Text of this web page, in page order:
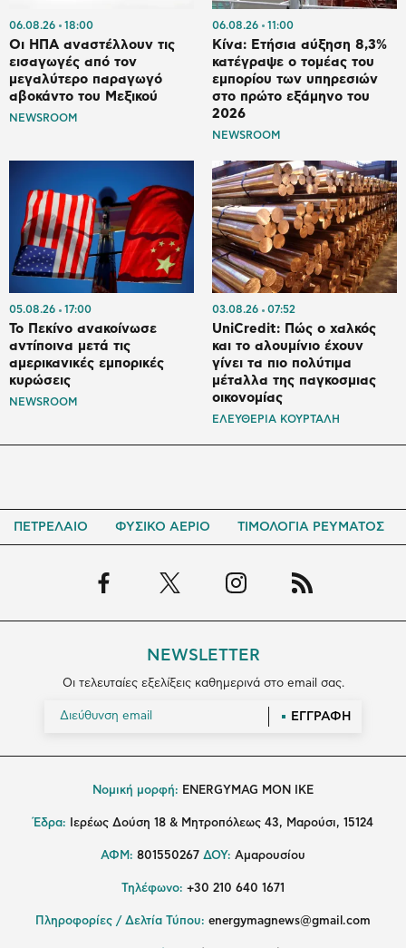
06.08.26 18:00
Οι ΗΠΑ αναστέλλουν τις
εισαγωγές από τον
μεγαλύτερο παραγωγό
αβοκάντο του Μεξικού
NEWSROOM
06.08.26 11:00
Κίνα: Ετήσια αύξηση 8,3%
κατέγραψε ο τομέας του
εμπορίου των υπηρεσιών
στο πρώτο εξάμηνο του
2026
NEWSROOM
05.08.26 17:00
Το Πεκίνο ανακοίνωσε
αντίποινα μετά τις
αμερικανικές εμπορικές
κυρώσεις
NEWSROOM
03.08.26 07:52
UniCredit: Πώς ο χαλκός
και το αλουμίνιο έχουν
γίνει τα πιο πολύτιμα
μέταλλα της παγκοσμιας
οικονομίας
ΕΛΕΥΘΕΡΙΑ ΚΟΥΡΤΑΛΗ
ΠΕΤΡΕΛΑΙΟ ΦΥΣΙΚΟ ΑΕΡΙΟ ΤΙΜΟΛΟΓΙΑ ΡΕΥΜΑΤΟΣ
NEWSLETTER
Οι τελευταίες εξελίξεις καθημερινά στο email σας.
ΕΓΓΡΑΦΗ
Νομική μορφή: ENERGYMAG MON IKE
Έδρα: Ιερέως Δούση 18 & Μητροπόλεως 43, Μαρούσι, 15124
ΑΦΜ: 801550267 ΔΟΥ: Αμαρουσίου
Τηλέφωνο: +30 210 640 1671
Πληροφορίες / Δελτία Τύπου: energymagnews@gmail.com